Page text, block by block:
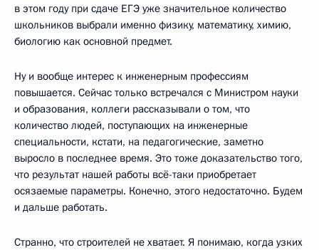
в этом году при сдаче ЕГЭ уже значительное количество
школьников выбрали именно физику, математику, химию,
биологию как основной предмет.
Ну и вообще интерес к инженерным профессиям
повышается. Сейчас только встречался с Министром науки
и образования, коллеги рассказывали о том, что
количество людей, поступающих на инженерные
специальности, кстати, на педагогические, заметно
выросло в последнее время. Это тоже доказательство того,
что результат нашей работы всё-таки приобретает
осязаемые параметры. Конечно, этого недостаточно. Будем
и дальше работать.
Странно, что строителей не хватает. Я понимаю, когда узких